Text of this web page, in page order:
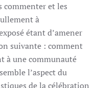
commenter et les
à
étant d’amener
suivante : comment
à une communauté
l’aspect du
de la célébration